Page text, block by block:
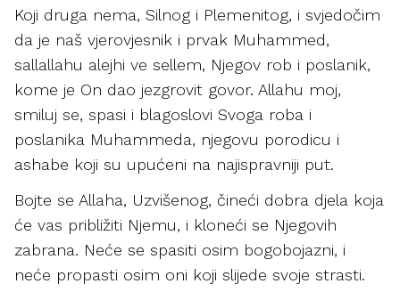
Koji druga nema, Silnog i Plemenitog, i svjedočim
da je naš vjerovjesnik i prvak Muhammed,
sallallahu alejhi ve sellem, Njegov rob i poslanik,
kome je On dao jezgrovit govor. Allahu moj,
smiluj se, spasi i blagoslovi Svoga roba i
poslanika Muhammeda, njegovu porodicu i
ashabe koji su upućeni na najispravniji put.
Bojte se Allaha, Uzvišenog, čineći dobra djela koja
će vas približiti Njemu, i kloneći se Njegovih
zabrana. Neće se spasiti osim bogobojazni, i
neće propasti osim oni koji slijede svoje strasti.